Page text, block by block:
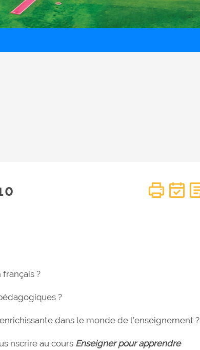
?
?
dans le monde de l’enseignement ?
nscrire au cours Enseigner pour apprendre